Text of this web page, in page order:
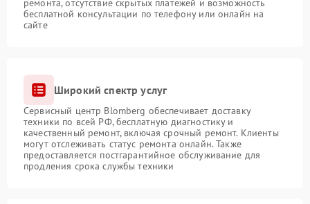
ремонта, отсутствие скрытых платежей и возможность
бесплатной консультации по телефону или онлайн на
сайте
Широкий спектр услуг
Сервисный центр Blomberg обеспечивает доставку
техники по всей РФ, бесплатную диагностику и
качественный ремонт, включая срочный ремонт. Клиенты
могут отслеживать статус ремонта онлайн. Также
предоставляется постгарантийное обслуживание для
продления срока службы техники